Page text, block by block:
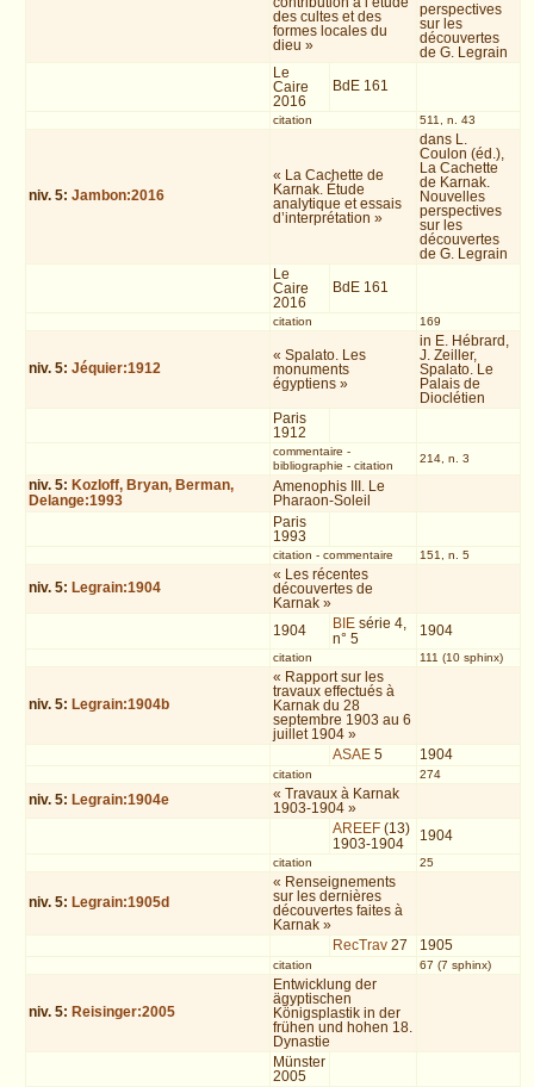
des cultes et des
formes locales du
dieu »
perspectives
sur les
découvertes
de G. Legrain
Le
Caire
2016
BdE 161
citation 511, n. 43
niv. 5:Jambon:2016
« La Cachette de
Karnak. Étude
analytique et essais
d’interprétation »
dans L.
Coulon (éd.),
La Cachette
de Karnak.
Nouvelles
perspectives
sur les
découvertes
de G. Legrain
Le
Caire
2016
BdE 161
citation 169
niv. 5:Jéquier:1912
« Spalato. Les
monuments
égyptiens »
in E. Hébrard,
J. Zeiller,
Spalato. Le
Palais de
Dioclétien
Paris
1912
commentaire -
bibliographie - citation
214, n. 3
niv. 5: Kozloff, Bryan, Berman,
Delange:1993
Amenophis III. Le
Pharaon-Soleil
Paris
1993
citation - commentaire 151, n. 5
niv. 5: Legrain:1904
« Les récentes
découvertes de
Karnak »
1904
BIE série 4,
n° 5
1904
citation 111 (10 sphinx)
niv. 5: Legrain:1904b
« Rapport sur les
travaux effectués à
Karnak du 28
septembre 1903 au 6
juillet 1904 »
ASAE 5 1904
citation 274
niv. 5: Legrain:1904e
« Travaux à Karnak
1903-1904 »
AREEF (13)
1903-1904
1904
citation 25
niv. 5: Legrain:1905d
« Renseignements
sur les dernières
découvertes faites à
Karnak »
RecTrav 27 1905
citation 67 (7 sphinx)
niv. 5: Reisinger:2005
Entwicklung der
ägyptischen
Königsplastik in der
frühen und hohen 18.
Dynastie
Münster
2005